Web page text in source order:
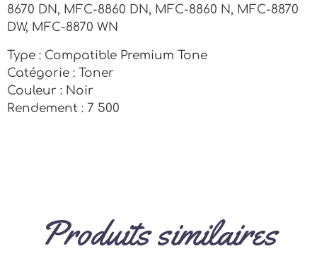
8670 DN, MFC-8860 DN, MFC-8860 N, MFC-8870
DW, MFC-8870 WN
Type : Compatible Premium Tone
Catégorie : Toner
Couleur : Noir
Rendement : 7 500
Produits similaires